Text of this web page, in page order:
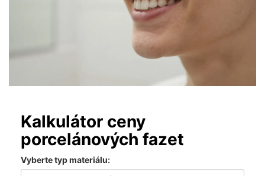
Kalkulátor ceny
porcelánových fazet
Vyberte typ materiálu: